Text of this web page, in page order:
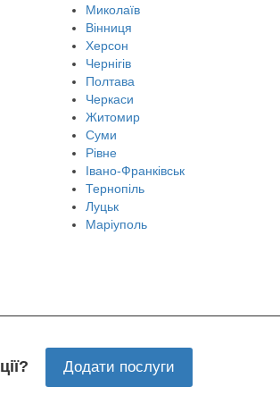
Миколаїв
Вінниця
Херсон
Чернігів
Полтава
Черкаси
Житомир
Суми
Рівне
Івано-Франківськ
Тернопіль
Луцьк
Маріуполь
Додати послуги